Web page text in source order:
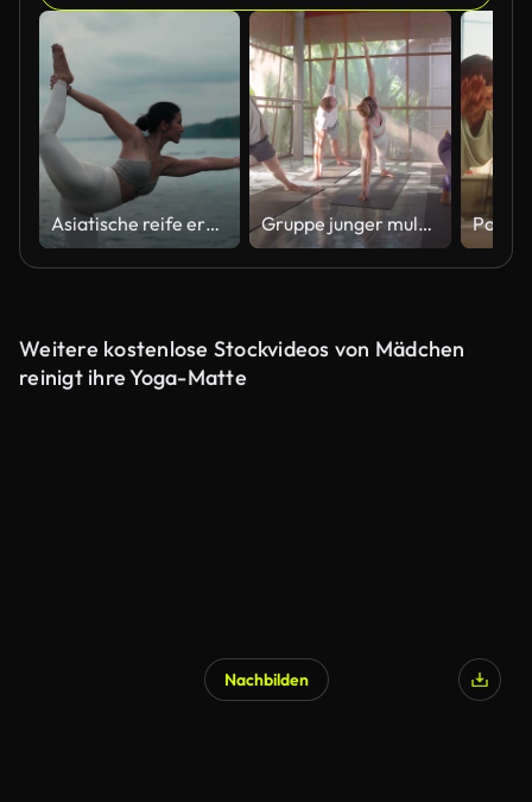
Asiatische reife erwachsene Frau macht Yoga-Posen bei Sonnenaufgang oder Sonnenuntergang am weißen Sandstrand.gesunder Lebensstil, robuster Körperbau, Outdoor-Aktivitäten und Urlaub. Gruppe junger multiethnischer Fitnesskurse, die am Morgentag bei Sonnenaufgang gemeinsam Yoga-Unterricht machen, während sie von Natur umgeben sind. Fitness-Kurs-Konzept
Weitere kostenlose Stockvideos von Mädchen
reinigt ihre Yoga-Matte
Nachbilden